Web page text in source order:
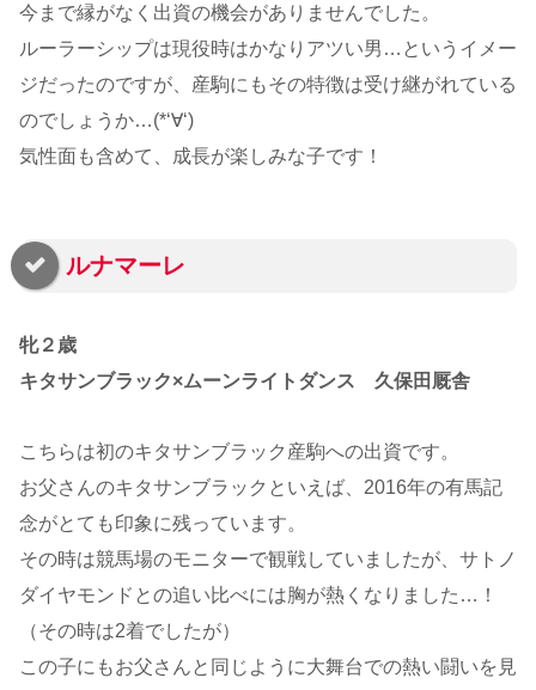
今まで縁がなく出資の機会がありませんでした。
ルーラーシップは現役時はかなりアツい男…というイメー
ジだったのですが、産駒にもその特徴は受け継がれている
のでしょうか…(*‘∀‘)
気性面も含めて、成長が楽しみな子です！
ルナマーレ
牝２歳
キタサンブラック×ムーンライトダンス 久保田厩舎
こちらは初のキタサンブラック産駒への出資です。
お父さんのキタサンブラックといえば、2016年の有馬記
念がとても印象に残っています。
その時は競馬場のモニターで観戦していましたが、サトノ
ダイヤモンドとの追い比べには胸が熱くなりました…！
（その時は2着でしたが）
この子にもお父さんと同じように大舞台での熱い闘いを見